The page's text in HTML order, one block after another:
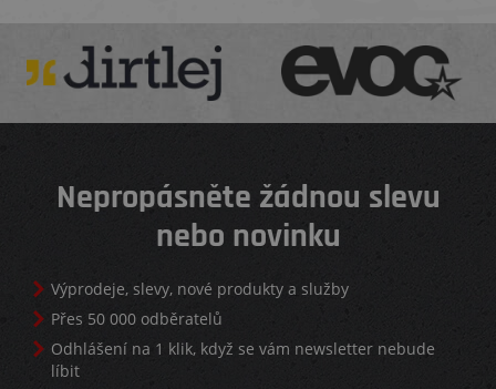
Nepropásněte žádnou slevu
nebo novinku
Výprodeje, slevy, nové produkty a služby
Přes 50 000 odběratelů
Odhlášení na 1 klik, když se vám newsletter nebude
líbit